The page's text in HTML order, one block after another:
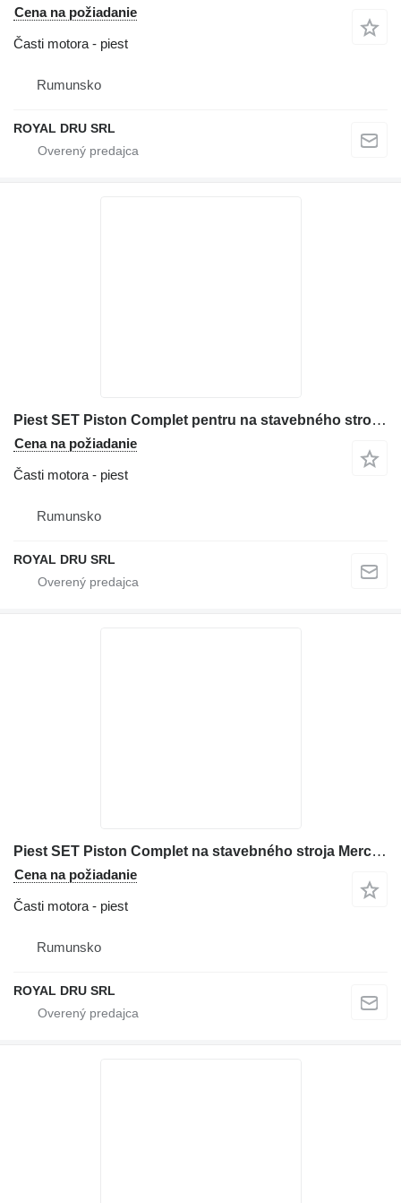
Cena na požiadanie
Časti motora - piest
Rumunsko
ROYAL DRU SRL
Piest SET Piston Complet pentru na stavebného stroja Case IH 1455
Cena na požiadanie
Časti motora - piest
Rumunsko
ROYAL DRU SRL
Piest SET Piston Complet na stavebného stroja Mercedes-Benz Nou cu Garanție – Piston, Segmenti, Bolți, Cămăși
Cena na požiadanie
Časti motora - piest
Rumunsko
ROYAL DRU SRL